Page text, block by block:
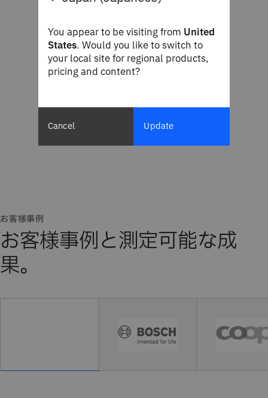
お客様事例
お客様事例と測定可能な成
果。
You appear to be visiting from United
States. Would you like to switch to
your local site for regional products,
pricing and content?
Cancel Update